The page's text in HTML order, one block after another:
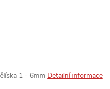
1 - 6mm Detailní informace